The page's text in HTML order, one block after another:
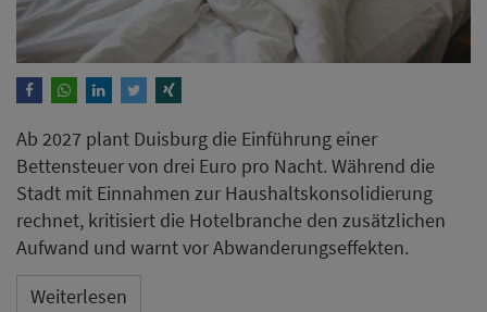
Ab 2027 plant Duisburg die Einführung einer
Bettensteuer von drei Euro pro Nacht. Während die
Stadt mit Einnahmen zur Haushaltskonsolidierung
rechnet, kritisiert die Hotelbranche den zusätzlichen
Aufwand und warnt vor Abwanderungseffekten.
Weiterlesen